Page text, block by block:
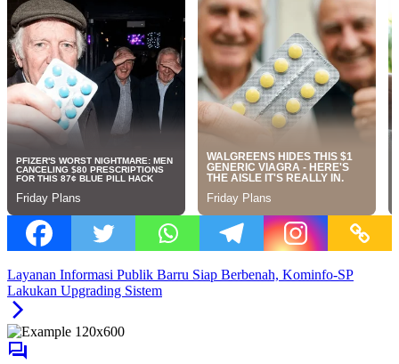
Layanan Informasi Publik Barru Siap Berbenah, Kominfo-SP
Lakukan Upgrading Sistem